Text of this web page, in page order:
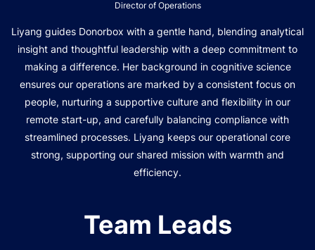
Director of Operations
Liyang guides Donorbox with a gentle hand, blending analytical
insight and thoughtful leadership with a deep commitment to
making a difference. Her background in cognitive science
ensures our operations are marked by a consistent focus on
people, nurturing a supportive culture and flexibility in our
remote start-up, and carefully balancing compliance with
streamlined processes. Liyang keeps our operational core
strong, supporting our shared mission with warmth and
efficiency.
Team Leads